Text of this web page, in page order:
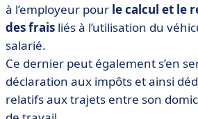
à l’employeur pour le calcul et le
des frais liés à l’utilisation du
salarié.
Ce dernier peut également s’en
déclaration aux impôts et ainsi
relatifs aux trajets entre son